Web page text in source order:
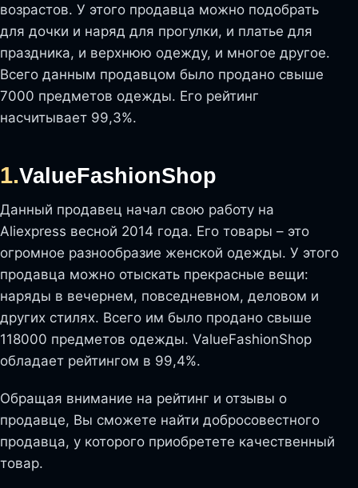
возрастов. У этого продавца можно подобрать
для дочки и наряд для прогулки, и платье для
праздника, и верхнюю одежду, и многое другое.
Всего данным продавцом было продано свыше
7000 предметов одежды. Его рейтинг
насчитывает 99,3%.
1.ValueFashionShop
Данный продавец начал свою работу на
Aliexpress весной 2014 года. Его товары – это
огромное разнообразие женской одежды. У этого
продавца можно отыскать прекрасные вещи:
наряды в вечернем, повседневном, деловом и
других стилях. Всего им было продано свыше
118000 предметов одежды. ValueFashionShop
обладает рейтингом в 99,4%.
Обращая внимание на рейтинг и отзывы о
продавце, Вы сможете найти добросовестного
продавца, у которого приобретете качественный
товар.